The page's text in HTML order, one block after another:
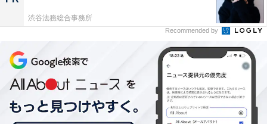
渋谷法務総合事務所
Recommended by